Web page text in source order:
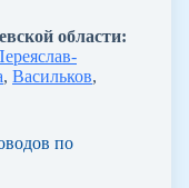
области:
, Васильков,
по